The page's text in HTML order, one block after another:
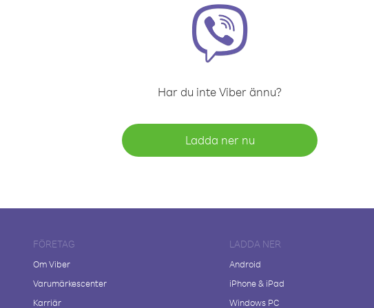
Har du inte Viber ännu?
Ladda ner nu
FÖRETAG
Om Viber
Varumärkescenter
Karriär
LADDA NER
Android
iPhone & iPad
Windows PC